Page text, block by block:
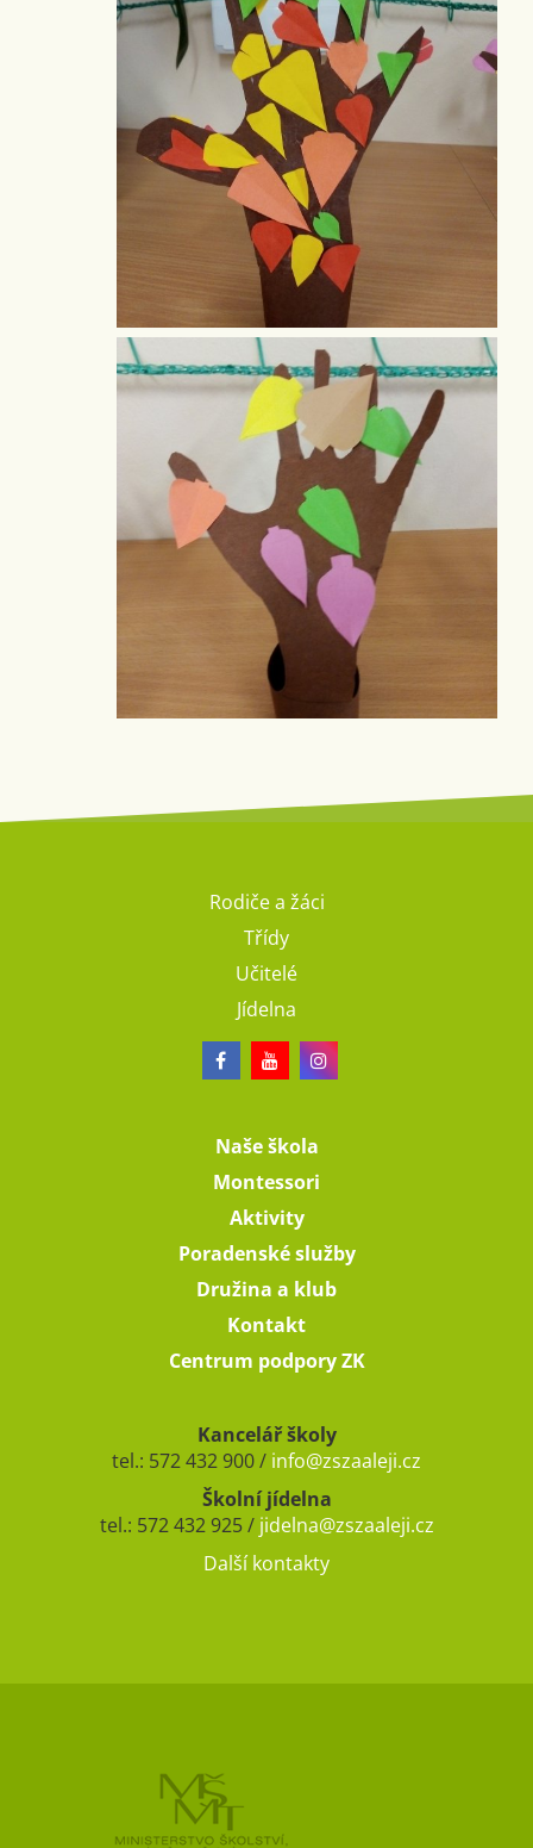
Rodiče a žáci
Třídy
Učitelé
Jídelna
Naše škola
Montessori
Aktivity
Poradenské služby
Družina a klub
Kontakt
Centrum podpory ZK
Kancelář školy
tel.: 572 432 900 / info@zszaaleji.cz
Školní jídelna
tel.: 572 432 925 / jidelna@zszaaleji.cz
Další kontakty